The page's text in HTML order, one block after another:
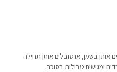
אותן בשמן, או טובלים אותן תחילה
ומגישים טבולות בסוכר.